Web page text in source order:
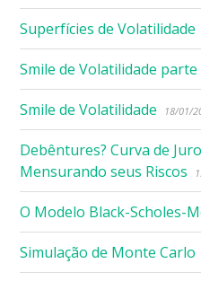
Superfícies de Volatilidade
Smile de Volatilidade parte
Smile de Volatilidade 18/01/
Debêntures? Curva de
Mensurando seus Riscos
O Modelo Black-Scholes-
Simulação de Monte Carlo